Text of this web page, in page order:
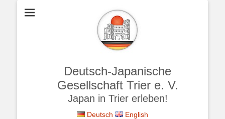
Deutsch-Japanische
Gesellschaft Trier e. V.
Japan in Trier erleben!
Deutsch English